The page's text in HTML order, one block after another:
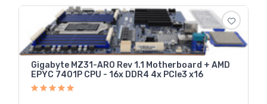
Gigabyte MZ31-AR0 Rev 1.1 Motherboard + AMD
EPYC 7401P CPU - 16x DDR4 4x PCIe3 x16